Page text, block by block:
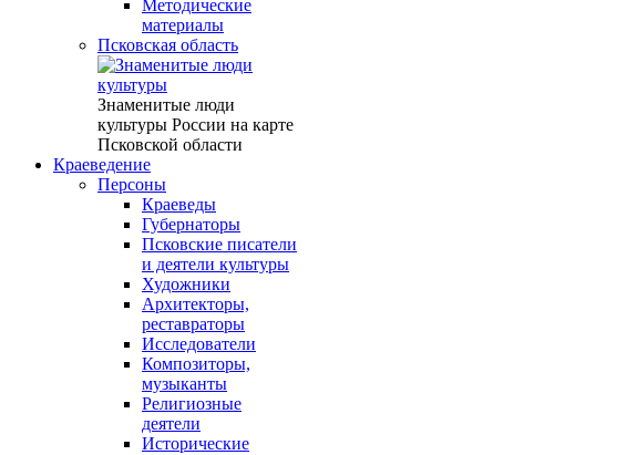
Методические
материалы
Псковская область
Знаменитые люди
культуры России на карте
Псковской области
Краеведение
Персоны
Краеведы
Губернаторы
Псковские писатели
и деятели культуры
Художники
Архитекторы,
реставраторы
Исследователи
Композиторы,
музыканты
Религиозные
деятели
Исторические